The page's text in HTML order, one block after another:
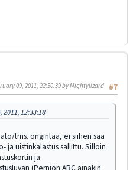
#7
09, 2011, 22:50:39 by Mightylizard
2011, 12:33:18
tms. ongintaa, ei siihen saa
ja uistinkalastus sallittu. Silloin
ja